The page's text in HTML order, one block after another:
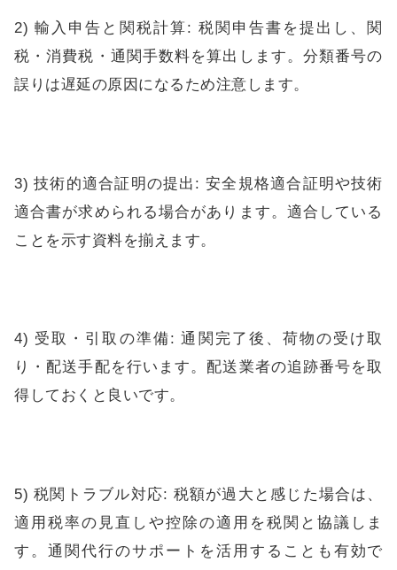
2) 輸入申告と関税計算: 税関申告書を提出し、関
税・消費税・通関手数料を算出します。分類番号の
誤りは遅延の原因になるため注意します。
3) 技術的適合証明の提出: 安全規格適合証明や技術
適合書が求められる場合があります。適合している
ことを示す資料を揃えます。
4) 受取・引取の準備: 通関完了後、荷物の受け取
り・配送手配を行います。配送業者の追跡番号を取
得しておくと良いです。
5) 税関トラブル対応: 税額が過大と感じた場合は、
適用税率の見直しや控除の適用を税関と協議しま
す。通関代行のサポートを活用することも有効で